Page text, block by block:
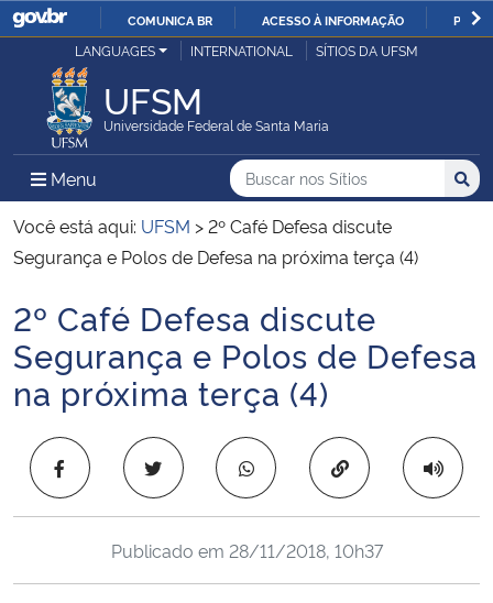
IR
COMUNICA BR ACESSO À INFORMAÇÃO
Ministério da Justiça e Segurança Pública
Ministério da Defesa
Ministério das Relações Exteriores
Ministério da Infraestrutura
Ministério da Agricultura, Pecuária e Abastecimento
Ministério da Educação
LANGUAGES INTERNATIONAL SÍTIOS DA UFSM
UFSM
Universidade Federal de Santa Maria
Menu Menu Principal do Sítio
Busca
Buscar no nos Sítios
Busca:
Você está aqui: UFSM >2º Café Defesa discute
Segurança e Polos de Defesa na próxima terça (4)
Início do conteúdo
2º Café Defesa discute
Segurança e Polos de Defesa
na próxima terça (4)
Copiar para área
Publicado em 28/11/2018, 10h37